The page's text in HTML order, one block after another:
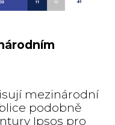
mezinárodní
podobně
Ipsos pro